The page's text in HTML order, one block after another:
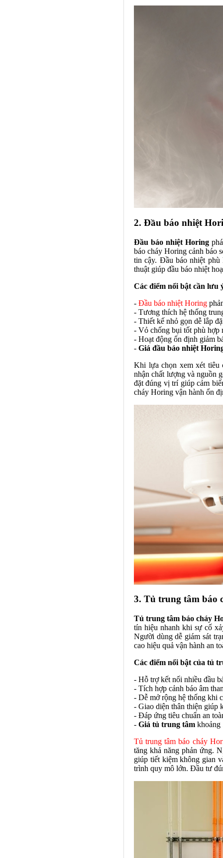
2. Đầu báo nhiệt
Đầu báo nhiệt Horing
báo cháy Horing cảnh báo
tin cậy. Đầu báo nhiệt
thuật giúp đầu báo nhiệt
Các điểm nổi bật cần lưu
- Đầu báo nhiệt Horing
- Tương thích hệ thống
- Thiết kế nhỏ gọn dễ lắp
- Vỏ chống bụi tốt phù hợp
- Hoạt động ổn định giảm
- Giá đầu báo nhiệt
Khi lựa chọn xem xét tiêu
nhận chất lượng và nguồn
đặt đúng vị trí giúp cảm
cháy Horing vận hành ổn
3. Tủ trung tâm báo
Tủ trung tâm báo cháy
tín hiệu nhanh khi sự cố
Người dùng dễ giám sát
cao hiệu quả vận hành an
Các điểm nổi bật của tủ
- Hỗ trợ kết nối nhiều đầu
- Tích hợp cảnh báo âm
- Dễ mở rộng hệ thống khi
- Giao diện thân thiện giúp
- Đáp ứng tiêu chuẩn an
- Giá tủ trung tâm khoảng
Tủ trung tâm báo cháy
tăng khả năng phản ứng.
giúp tiết kiệm không gian
trình quy mô lớn. Đầu tư